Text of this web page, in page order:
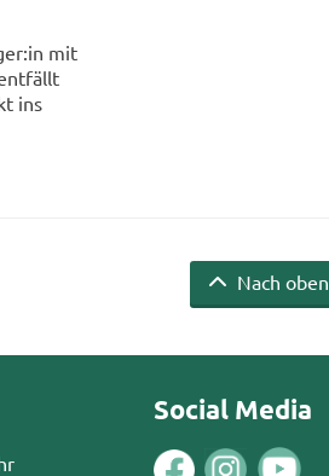
mit
ins
Nach oben
Social Media